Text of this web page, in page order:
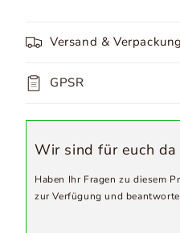
Versand & Verpackung
GPSR
Wir sind für euch da
Haben Ihr Fragen zu diesem
zur Verfügung und